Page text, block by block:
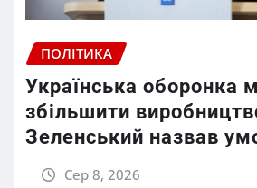
ПОЛІТИКА
Українська оборонка
збільшити
Зеленський назвав
Сер 8, 2026